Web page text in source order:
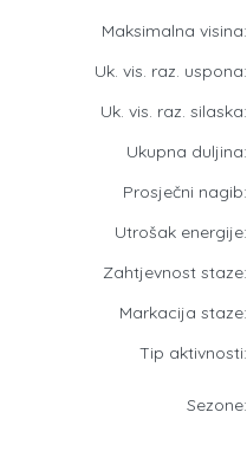
Maksimalna visina:
Uk. vis. raz. uspona:
Uk. vis. raz. silaska:
Ukupna duljina:
Prosječni nagib:
Utrošak energije:
Zahtjevnost staze:
Markacija staze:
Tip aktivnosti:
Sezone: